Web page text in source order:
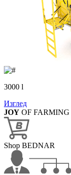
3000 l
Изглед
JOY OF FARMING
Shop BEDNAR